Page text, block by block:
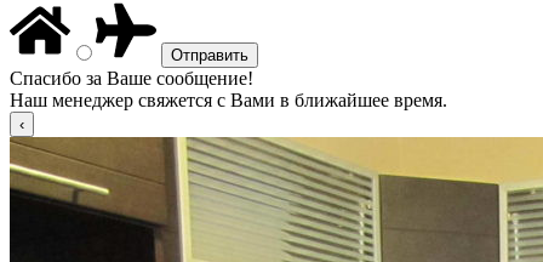
Спасибо за Ваше сообщение!
Наш менеджер свяжется с Вами в ближайшее время.